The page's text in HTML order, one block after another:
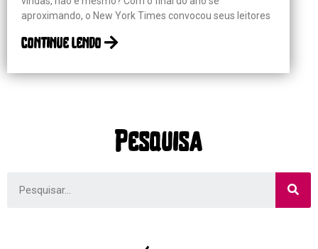
aproximando, o New York Times convocou seus leitores
continue lendo
Pesquisa